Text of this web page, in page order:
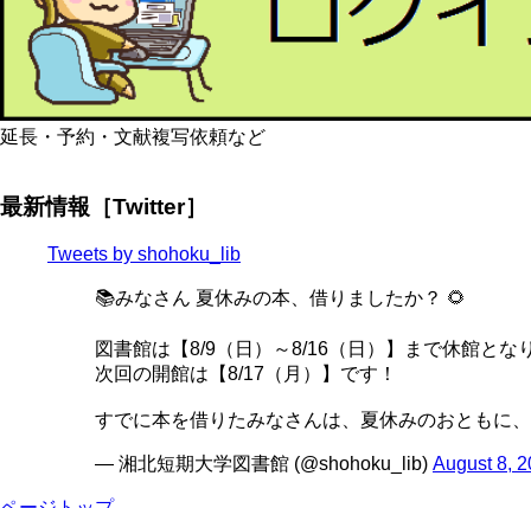
延長・予約・文献複写依頼など
最新情報［Twitter］
Tweets by shohoku_lib
📚みなさん 夏休みの本、借りましたか？ 🌻
図書館は【8/9（日）～8/16（日）】まで休館とな
次回の開館は【8/17（月）】です！
すでに本を借りたみなさんは、夏休みのおともに
— 湘北短期大学図書館 (@shohoku_lib) August 8,